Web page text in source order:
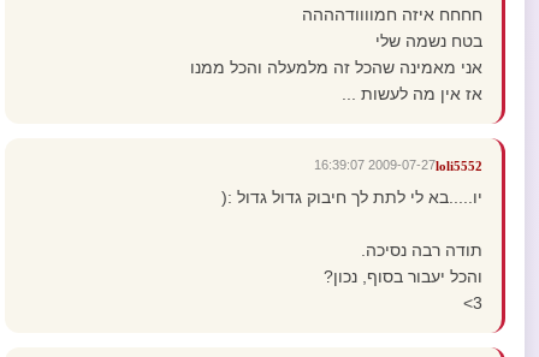
חחחח איזה חמוווודהההה
בטח נשמה שלי
אני מאמינה שהכל זה מלמעלה והכל ממנו
אז אין מה לעשות ...
loli5552
2009-07-27 16:39:07
יו.....בא לי לתת לך חיבוק גדול גדול :(
תודה רבה נסיכה.
והכל יעבור בסוף, נכון?
3>